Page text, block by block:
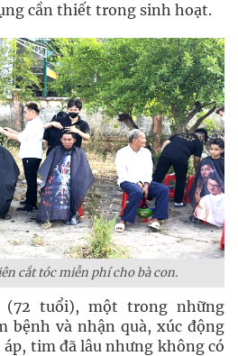
cần thiết trong sinh hoạt.
cắt tóc miễn phí cho bà con.
(72 tuổi), một trong những
bệnh và nhận quà, xúc động
tim đã lâu nhưng không có